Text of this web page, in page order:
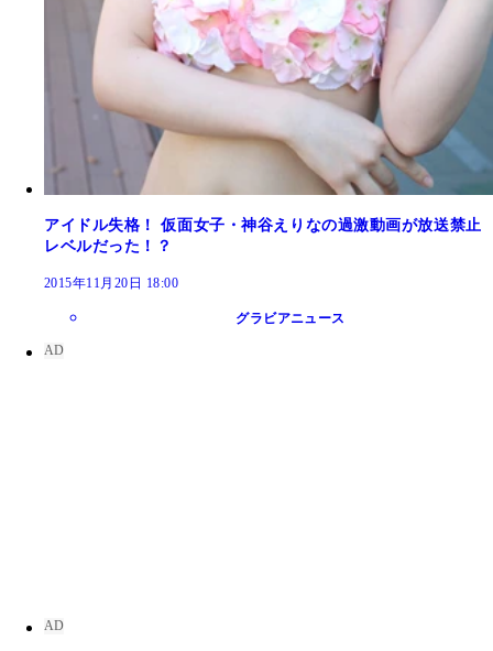
アイドル失格！ 仮面女子・神谷えりなの過激動画が放送禁止
レベルだった！？
2015年11月20日 18:00
グラビアニュース